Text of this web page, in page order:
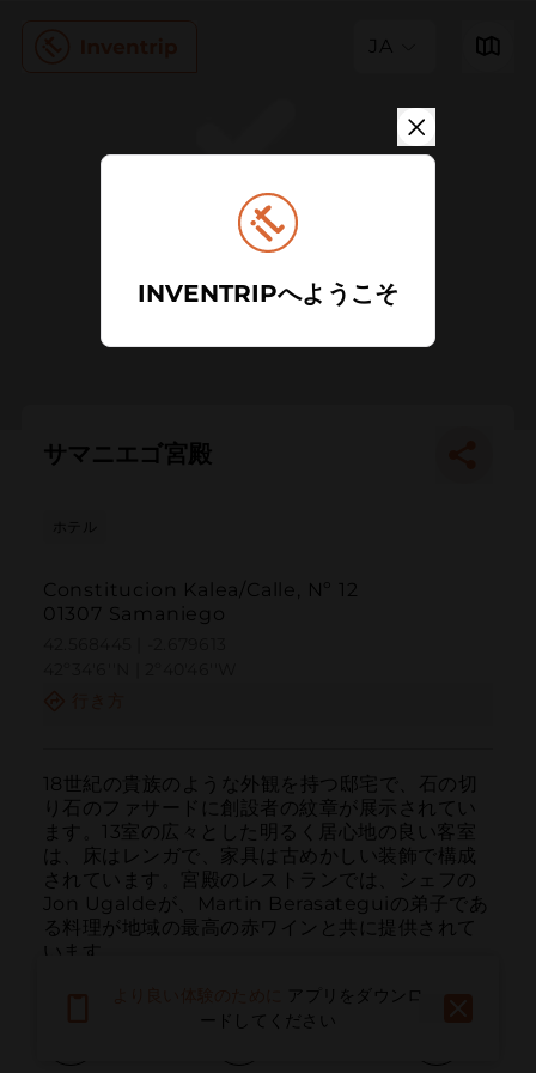
JA
サマニエゴ宮殿
Constitucion Kalea/Calle, Nº 12
01307 Samaniego
18世紀の貴族のような外観を持つ邸宅で、石の切
り石のファサードに創設者の紋章が展示されてい
ます。13室の広々とした明るく居心地の良い客室
は、床はレンガで、家具は古めかしい装飾で構成
されています。宮殿のレストランでは、シェフの
Jon Ugaldeが、Martin Berasateguiの弟子であ
る料理が地域の最高の赤ワインと共に提供されて
います。
アプリをダウンロ
ードしてください
INVENTRIPへようこそ